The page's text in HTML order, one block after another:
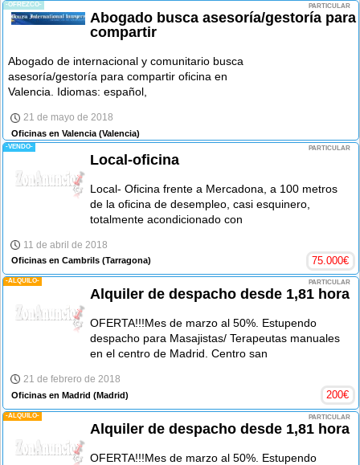
-OFREZCO- PARTICULAR
Abogado busca asesoría/gestoría para
compartir
Abogado de internacional y comunitario busca
asesoría/gestoría para compartir oficina en
Valencia. Idiomas: español,
21 de mayo de 2018
Oficinas en Valencia (Valencia)
-VENDO- PARTICULAR
Local-oficina
Local- Oficina frente a Mercadona, a 100 metros
de la oficina de desempleo, casi esquinero,
totalmente acondicionado con
11 de abril de 2018
Oficinas en Cambrils (Tarragona) 75.000€
-ALQUILO- PARTICULAR
Alquiler de despacho desde 1,81 hora
OFERTA!!!Mes de marzo al 50%. Estupendo
despacho para Masajistas/ Terapeutas manuales
en el centro de Madrid. Centro san
21 de febrero de 2018
Oficinas en Madrid (Madrid) 200€
-ALQUILO- PARTICULAR
Alquiler de despacho desde 1,81 hora
OFERTA!!!Mes de marzo al 50%. Estupendo